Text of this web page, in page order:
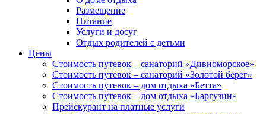
Размещение
Питание
Услуги и досуг
Отдых родителей с детьми
Цены
Стоимость путевок – санаторий «Дивноморское»
Стоимость путевок – санаторий «Золотой берег»
Стоимость путевок – дом отдыха «Бетта»
Стоимость путевок – дом отдыха «Баргузин»
Прейскурант на платные услуги